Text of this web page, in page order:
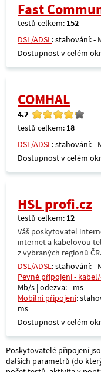
Fast
testů celkem: 152
DSL/ADSL: stahování: -
Dostupnost v celém
COMHAL
4.2
testů celkem: 18
DSL/ADSL: stahování: -
Dostupnost v celém
HSL profi.cz
testů celkem: 12
Váš poskytovatel
internet a kabelovou
z vybraných regionů ČR.
DSL/ADSL: stahování: -
Pevné připojení -
Mb/s | odezva: - ms
Mobilní připojení:
ms
Dostupnost v celém
Poskytovatelé připojení
dalších parametrů (do